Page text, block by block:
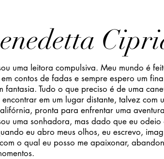
uma leitora compulsiva. Meu mundo é
contos de fadas e sempre espero um
fantasia. Tudo o que preciso é de uma
em um lugar distante, talvez com
pronta para enfrentar uma
uma sonhadora, mas dado que eu odeio
eu abro meus olhos, eu escrevo,
o qual eu posso me apaixonar,